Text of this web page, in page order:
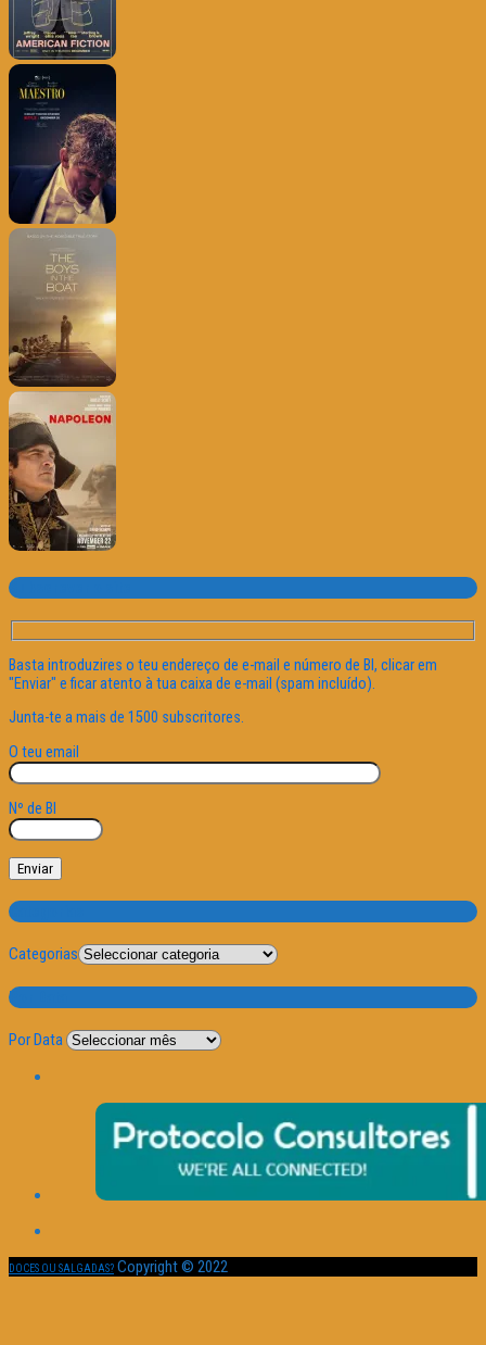
Subscrever o site
Basta introduzires o teu endereço de e-mail e número de BI, clicar em
"Enviar" e ficar atento à tua caixa de e-mail (spam incluído).
Junta-te a mais de 1500 subscritores.
O teu email
Nº de BI
Categorias
Categorias
Por Data
Por Data
DOCES OU SALGADAS? Copyright © 2022